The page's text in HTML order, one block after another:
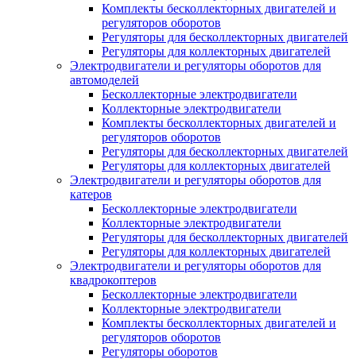
Комплекты бесколлекторных двигателей и
регуляторов оборотов
Регуляторы для бесколлекторных двигателей
Регуляторы для коллекторных двигателей
Электродвигатели и регуляторы оборотов для
автомоделей
Бесколлекторные электродвигатели
Коллекторные электродвигатели
Комплекты бесколлекторных двигателей и
регуляторов оборотов
Регуляторы для бесколлекторных двигателей
Регуляторы для коллекторных двигателей
Электродвигатели и регуляторы оборотов для
катеров
Бесколлекторные электродвигатели
Коллекторные электродвигатели
Регуляторы для бесколлекторных двигателей
Регуляторы для коллекторных двигателей
Электродвигатели и регуляторы оборотов для
квадрокоптеров
Бесколлекторные электродвигатели
Коллекторные электродвигатели
Комплекты бесколлекторных двигателей и
регуляторов оборотов
Регуляторы оборотов